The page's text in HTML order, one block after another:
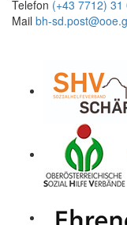
Telefon (+43 7712) 31
Mail bh-